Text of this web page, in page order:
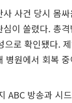
사건 당시 몸
이 쏠렸다. 총
으로 확인됐다.
병원에서 회복
ABC 방송과 시